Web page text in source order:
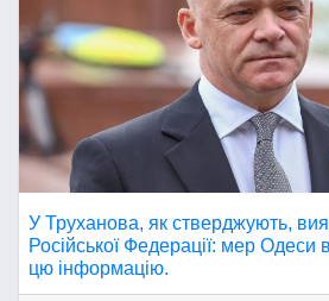
У Труханова, як стверджують,
Російської Федерації: мер Одеси
цю інформацію.